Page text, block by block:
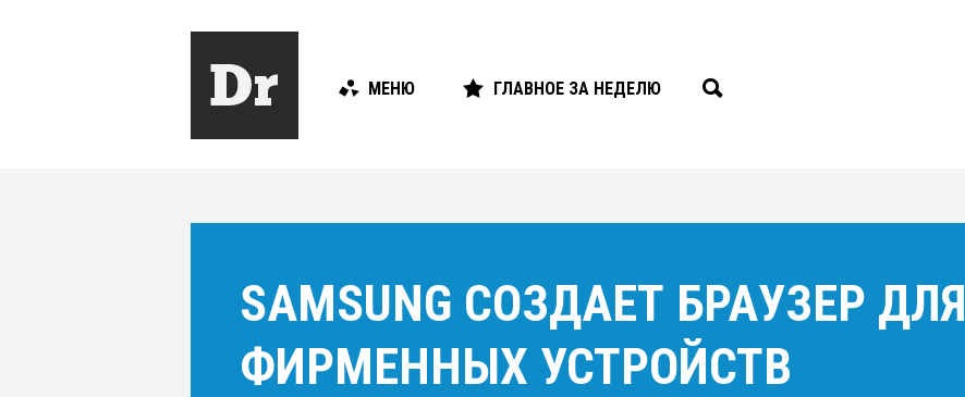
МЕНЮ ГЛАВНОЕ ЗА НЕДЕЛЮ
SAMSUNG СОЗДАЕТ БРАУЗЕР ДЛЯ
ФИРМЕННЫХ УСТРОЙСТВ